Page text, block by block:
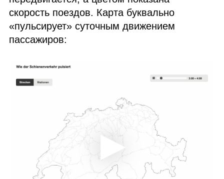
скорость поездов. Карта буквально
«пульсирует» суточным движением
пассажиров: